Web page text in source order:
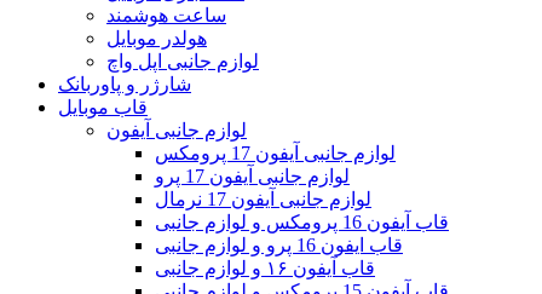
ساعت هوشمند
هولدر موبایل
لوازم جانبی اپل واچ
شارژر و پاوربانک
قاب موبایل
لوازم جانبی آیفون
لوازم جانبی آیفون 17 پرومکس
لوازم جانبی آیفون 17 پرو
لوازم جانبی آیفون 17 نرمال
قاب آیفون 16 پرومکس و لوازم جانبی
قاب ایفون 16 پرو و لوازم جانبی
قاب آیفون ۱۶ و لوازم جانبی